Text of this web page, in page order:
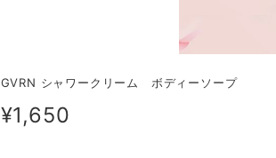
GVRN シャワークリーム ボディーソープ
¥1,650